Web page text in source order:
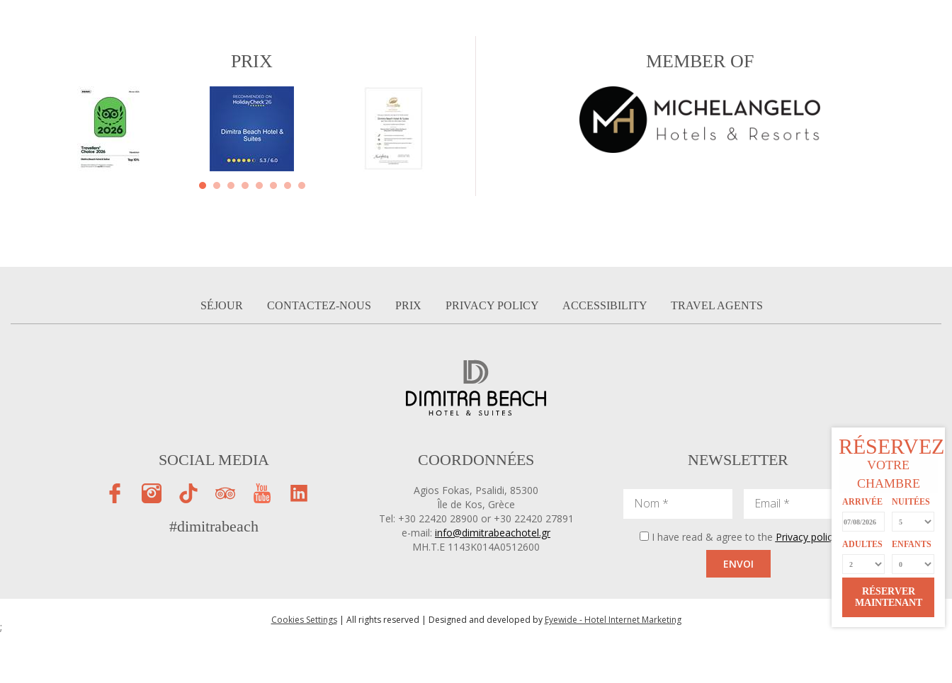
RÉSERVEZ
VOTRE
CHAMBRE
ARRIVÉE NUITÉES
ADULTES ENFANTS
RÉSERVER
MAINTENANT
PRIX MEMBER OF
SÉJOUR CONTACTEZ-NOUS PRIX PRIVACY POLICY ACCESSIBILITY TRAVEL AGENTS
SOCIAL MEDIA
#dimitrabeach
COORDONNÉES
Agios Fokas, Psalidi, 85300
Île de Kos, Grèce
Tel: +30 22420 28900 or +30 22420 27891
e-mail: info@dimitrabeachotel.gr
ΜΗ.Τ.Ε 1143Κ014Α0512600
NEWSLETTER
I have read & agree to the Privacy policy
ENVOI
Cookies Settings| All rights reserved | Designed and developed by Eyewide - Hotel Internet Marketing
;